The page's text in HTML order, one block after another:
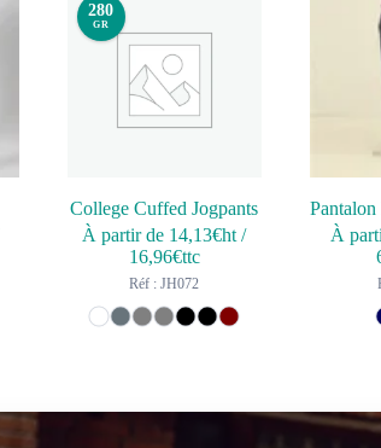
280
GR
College Cuffed Jogpants
À partir de 14,13€ht /
16,96€ttc
Réf : JH072
À